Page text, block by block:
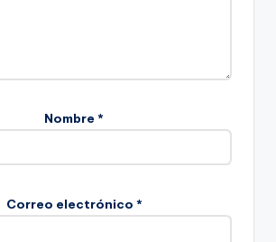
Nombre *
Correo electrónico *